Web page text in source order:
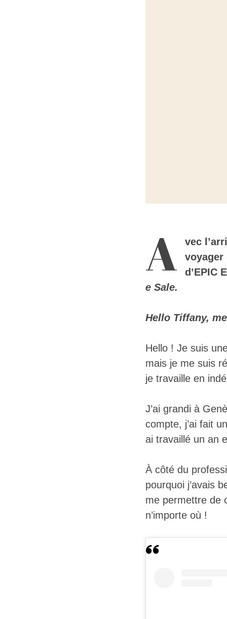
A
vec
voyager
d’EPIC
e Sale.
Hello Tiffany,
Hello ! Je suis
mais je me suis
je travaille en
J’ai grandi à
compte, j’ai fait
ai travaillé un an
À côté du
pourquoi j’avais
me permettre de
n’importe où !